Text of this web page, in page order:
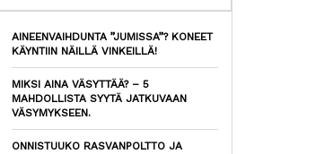
AINEENVAIHDUNTA ”JUMISSA”? KONEET
KÄYNTIIN NÄILLÄ VINKEILLÄ!
MIKSI AINA VÄSYTTÄÄ? – 5
MAHDOLLISTA SYYTÄ JATKUVAAN
VÄSYMYKSEEN.
ONNISTUUKO RASVANPOLTTO JA